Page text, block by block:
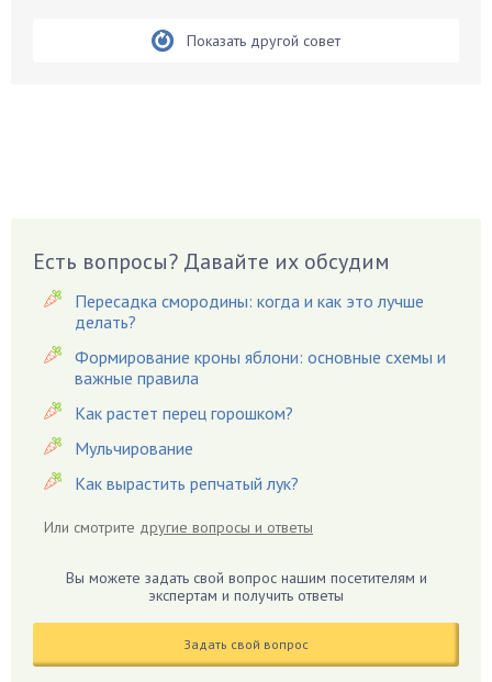
Вешенки
Виноград
Вредители
Гардения
Гацания
Гвоздики
Георгины
Гиацинт
Гладиолусы
Показать другой совет
Есть вопросы? Давайте их обсудим
Пересадка смородины: когда и как это лучше
делать?
Формирование кроны яблони: основные схемы и
важные правила
Как растет перец горошком?
Мульчирование
Как вырастить репчатый лук?
Или смотрите другие вопросы и ответы
Вы можете задать свой вопрос нашим посетителям и
экспертам и получить ответы
Задать свой вопрос